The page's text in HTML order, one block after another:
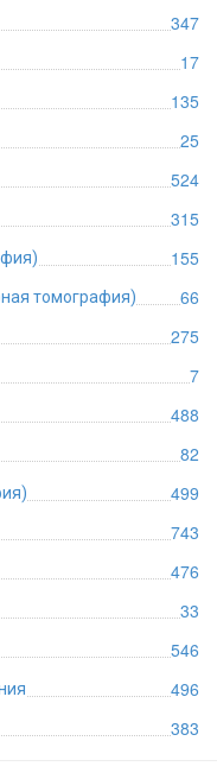
347
17
135
25
524
315
155
томография) 66
275
7
488
82
499
743
476
33
546
496
383